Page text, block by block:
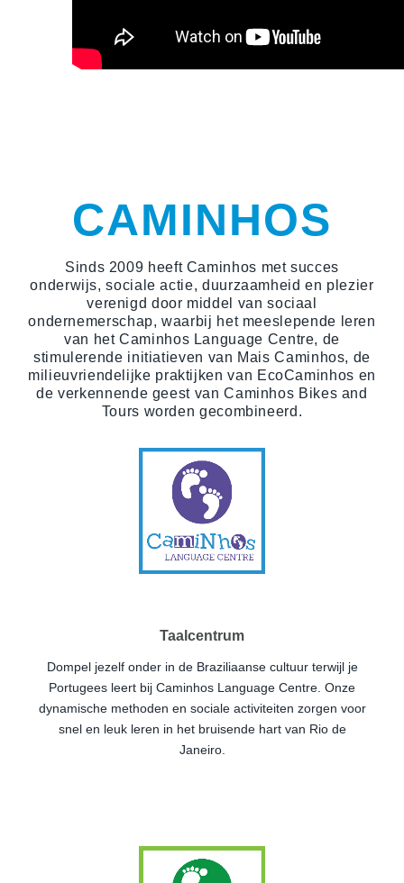
CAMINHOS
Sinds 2009 heeft Caminhos met succes
onderwijs, sociale actie, duurzaamheid en plezier
verenigd door middel van sociaal
ondernemerschap, waarbij het meeslepende leren
van het Caminhos Language Centre, de
stimulerende initiatieven van Mais Caminhos, de
milieuvriendelijke praktijken van EcoCaminhos en
de verkennende geest van Caminhos Bikes and
Tours worden gecombineerd.
Taalcentrum
Dompel jezelf onder in de Braziliaanse cultuur terwijl je
Portugees leert bij Caminhos Language Centre. Onze
dynamische methoden en sociale activiteiten zorgen voor
snel en leuk leren in het bruisende hart van Rio de
Janeiro.